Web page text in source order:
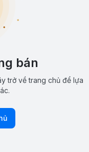
bán
trở về trang chủ để lựa